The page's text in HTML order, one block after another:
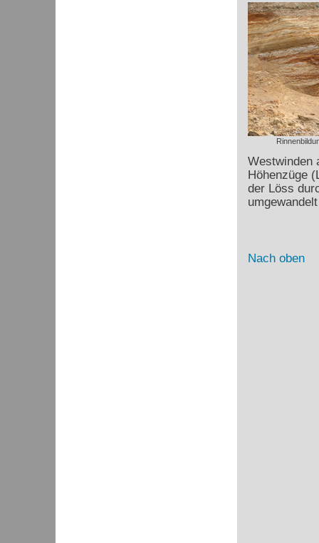
Westwinden
Höhenzüge
der Löss
Nach oben